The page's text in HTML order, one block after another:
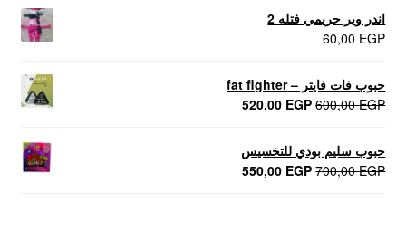
اندر وير حريمي فتله 2
60,00 EGP
حبوب فات فايتر – fat fighter
600,00EGP
السعر
600,00 EGP.
520,00 EGP
السعر
520,00 EGP.
حبوب سليم بودي للتخسيس
700,00EGP
السعر550,00 EGP
السعر